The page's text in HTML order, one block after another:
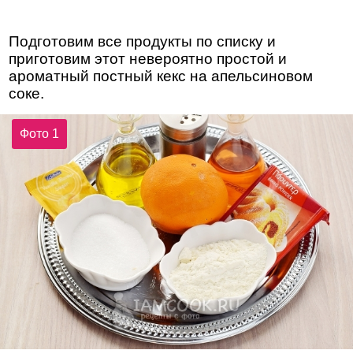
Подготовим все продукты по списку и
приготовим этот невероятно простой и
ароматный постный кекс на апельсиновом
соке.
Фото 1